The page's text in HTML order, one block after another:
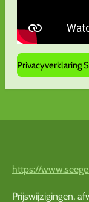
Privacyverklaring
https://
Prijswijzigingen,